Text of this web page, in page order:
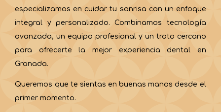
especializamos en cuidar tu sonrisa con un enfoque
integral y personalizado. Combinamos tecnología
avanzada, un equipo profesional y un trato cercano
para ofrecerte la mejor experiencia dental en
Granada.
Queremos que te sientas en buenas manos desde el
primer momento.